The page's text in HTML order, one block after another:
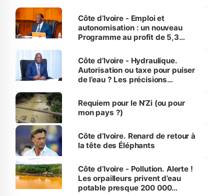
et Yamoussoukro
Côte d’Ivoire - Emploi et
autonomisation : un nouveau
Programme au profit de 5,3
Côte d’Ivoire - Hydraulique.
Autorisation ou taxe pour puiser
de l’eau ? Les précisions
Requiem pour le N’Zi (ou pour
mon pays ?)
Côte d’Ivoire. Renard de retour à
la tête des Éléphants
Côte d’Ivoire - Pollution. Alerte !
Les orpailleurs privent d’eau
potable presque 200 000